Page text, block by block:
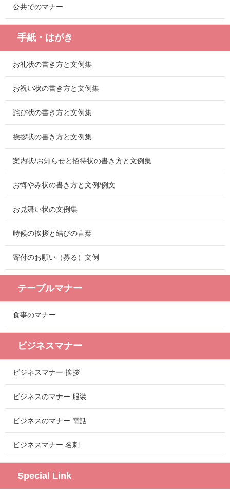
公共でのマナー
手紙・はがき
お礼状の書き方と文例集
お祝い状の書き方と文例集
詫び状の書き方と文例集
挨拶状の書き方と文例集
案内状/お知らせと招待状の書き方と文例集
お悔やみ状の書き方と文例/例文
お見舞い状の文例集
時候の挨拶と結びの言葉
寄付のお願い（募る）文例
テーブルマナー
食事のマナー
ビジネスマナー
ビジネスマナー 挨拶
ビジネスのマナー 服装
ビジネスのマナー 電話
ビジネスマナー 名刺
Special Link